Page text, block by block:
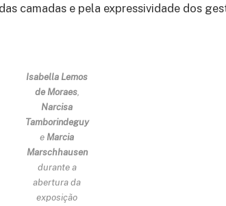
camadas e pela expressividade dos
Isabella Lemos
de Moraes,
Narcisa
Tamborindeguy
e Marcia
Marschhausen
durante a
abertura da
exposição